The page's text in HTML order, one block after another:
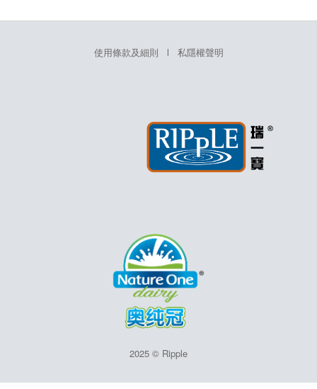
使用條款及細則 l 私隱權聲明
2025 © Ripple